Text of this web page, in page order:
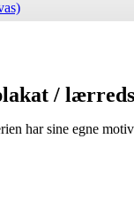
/
har sine egne